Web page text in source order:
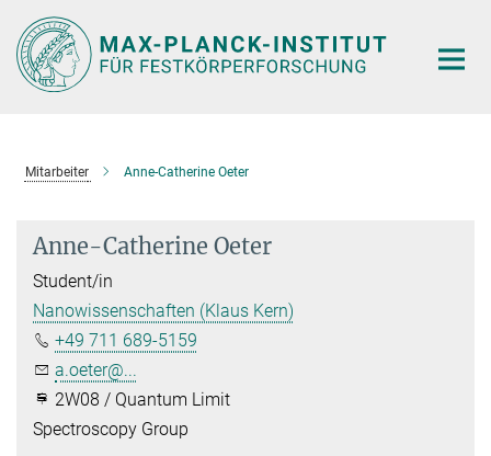
Hauptinhalt
Mitarbeiter Anne-Catherine Oeter
Anne-Catherine Oeter
Student/in
Nanowissenschaften (Klaus Kern)
+49 711 689-5159
a.oeter@...
2W08 / Quantum Limit
Spectroscopy Group